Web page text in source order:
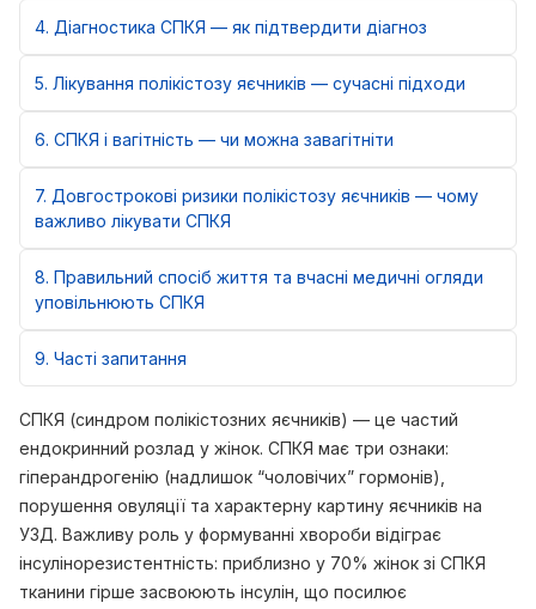
4 Діагностика СПКЯ — як підтвердити діагноз
5 Лікування полікістозу яєчників — сучасні підходи
6 СПКЯ і вагітність — чи можна завагітніти
7 Довгострокові ризики полікістозу яєчників — чому
важливо лікувати СПКЯ
8 Правильний спосіб життя та вчасні медичні огляди
уповільнюють СПКЯ
9 Часті запитання
СПКЯ (синдром полікістозних яєчників) — це частий
ендокринний розлад у жінок. СПКЯ має три ознаки:
гіперандрогенію (надлишок “чоловічих” гормонів),
порушення овуляції та характерну картину яєчників на
УЗД. Важливу роль у формуванні хвороби відіграє
інсулінорезистентність: приблизно у 70% жінок зі СПКЯ
тканини гірше засвоюють інсулін, що посилює